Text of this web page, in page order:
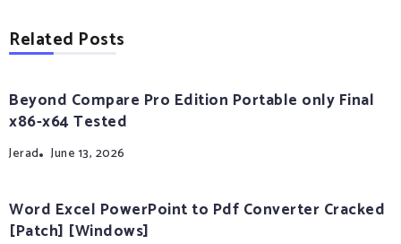
Related Posts
Beyond Compare Pro Edition Portable only Final
x86-x64 Tested
Jerad June 13, 2026
Word Excel PowerPoint to Pdf Converter Cracked
[Patch] [Windows]